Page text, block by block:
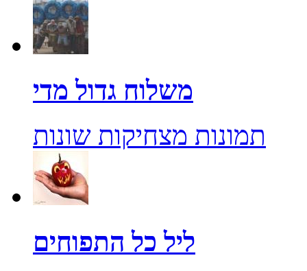
משלוח גדול מדי
תמונות מצחיקות שונות
ליל כל התפוחים